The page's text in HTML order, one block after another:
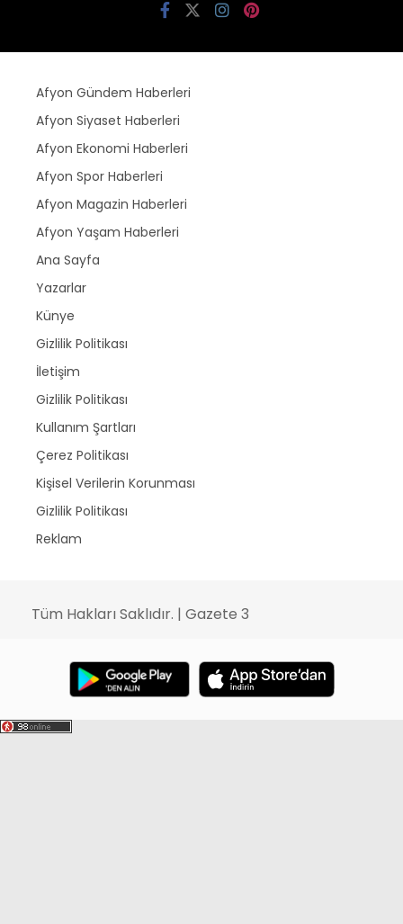
Afyon Gündem Haberleri
Afyon Siyaset Haberleri
Afyon Ekonomi Haberleri
Afyon Spor Haberleri
Afyon Magazin Haberleri
Afyon Yaşam Haberleri
Ana Sayfa
Yazarlar
Künye
Gizlilik Politikası
İletişim
Gizlilik Politikası
Kullanım Şartları
Çerez Politikası
Kişisel Verilerin Korunması
Gizlilik Politikası
Reklam
Tüm Hakları Saklıdır. | Gazete 3